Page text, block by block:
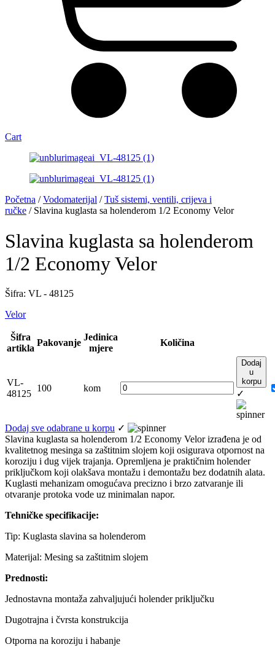
Cart
Početna /Vodomaterijal /Tuš sistemi, ventili, crijeva i
ručke / Slavina kuglasta sa holenderom 1/2 Economy Velor
Slavina kuglasta sa holenderom
1/2 Economy Velor
Šifra: VL - 48125
Velor
Šifra
artikla
Pakovanje
Jedinica
mjere
Količina
VL-
48125
100 kom
Dodaj
u
korpu
✓
Dodaj sve odabrane u korpu ✓
Slavina kuglasta sa holenderom 1/2 Economy Velor izrađena je od
kvalitetnog mesinga sa zaštitnim slojem koji osigurava otpornost na
koroziju i dug vijek trajanja. Opremljena je praktičnim holender
priključkom koji olakšava montažu i demontažu bez dodatnih alata.
Kuglasti mehanizam omogućava precizno i brzo zatvaranje ili
otvaranje protoka vode uz minimalan napor.
Tehničke specifikacije:
Tip: Kuglasta slavina sa holenderom
Materijal: Mesing sa zaštitnim slojem
Prednosti:
Jednostavna montaža zahvaljujući holender priključku
Dugotrajna i čvrsta konstrukcija
Otporna na koroziju i habanje